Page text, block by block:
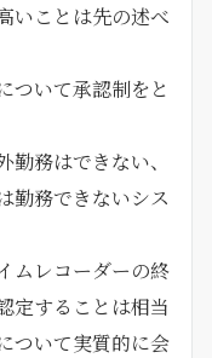
いことは先の述べ
ついて承認制をと
務はできない、
勤務できないシス
ムレコーダーの終
定することは相当
ついて実質的に会